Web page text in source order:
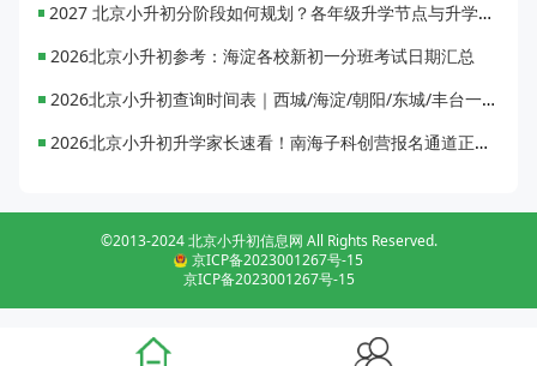
2027 北京小升初分阶段如何规划？各年级升学节点与升学通道全梳理
2026北京小升初参考：海淀各校新初一分班考试日期汇总
2026北京小升初查询时间表｜西城/海淀/朝阳/东城/丰台一键对照
2026北京小升初升学家长速看！南海子科创营报名通道正式开启
©2013-2024 北京小升初信息网 All Rights Reserved.
京ICP备2023001267号-15
京ICP备2023001267号-15